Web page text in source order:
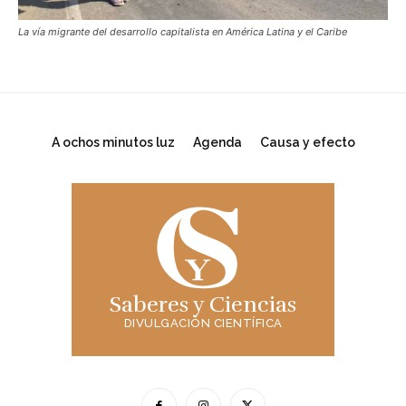
La vía migrante del desarrollo capitalista en América Latina y el Caribe
A ochos minutos luz Agenda Causa y efecto
Saberes y Ciencias
DIVULGACIÓN CIENTÍFICA